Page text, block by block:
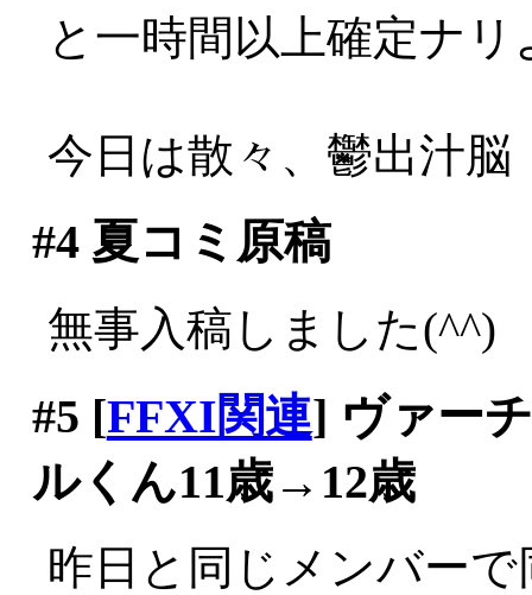
と一時間以上確定ナリ
今日は散々、鬱出汁脳
#4夏コミ原稿
無事入稿しました(^^)
#5 [FFXI関連] ヴァー
ルくん11歳→12歳
昨日と同じメンバー